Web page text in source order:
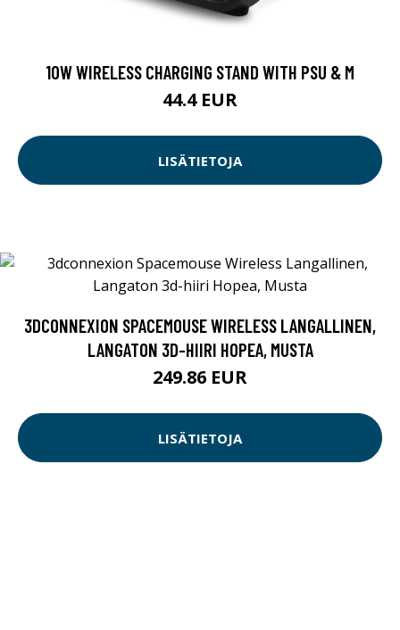
10W WIRELESS CHARGING STAND WITH PSU & M
44.4 EUR
LISÄTIETOJA
3DCONNEXION SPACEMOUSE WIRELESS LANGALLINEN,
LANGATON 3D-HIIRI HOPEA, MUSTA
249.86 EUR
LISÄTIETOJA